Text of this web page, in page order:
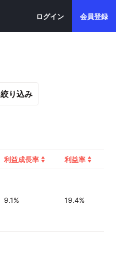
ログイン 会員登録
絞り込み
利益成長率 利益率
9.1% 19.4%